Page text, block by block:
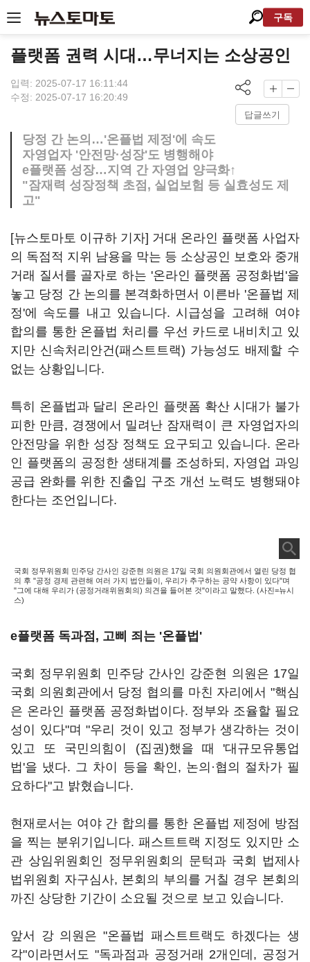
구독
플랫폼 권력 시대…무너지는 소상공인
입력: 2025-07-17 16:11:44
수정: 2025-07-17 16:20:49
답글쓰기
당정 간 논의…'온플법 제정'에 속도
자영업자 '안전망·성장'도 병행해야
e플랫폼 성장…지역 간 자영업 양극화↑
"잠재력 성장정책 초점, 실업보험 등 실효성도 제
고"
[뉴스토마토 이규하 기자] 거대 온라인 플랫폼 사업자
의 독점적 지위 남용을 막는 등 소상공인 보호와 중개
거래 질서를 골자로 하는 '온라인 플랫폼 공정화법'을
놓고 당정 간 논의를 본격화하면서 이른바 '온플법 제
정'에 속도를 내고 있습니다. 시급성을 고려해 여야
합의를 통한 온플법 처리를 우선 카드로 내비치고 있
지만 신속처리안건(패스트트랙) 가능성도 배제할 수
없는 상황입니다.
특히 온플법과 달리 온라인 플랫폼 확산 시대가 불가
피한 만큼, 경쟁에서 밀려난 잠재력이 큰 자영업자의
안전망을 위한 성장 정책도 요구되고 있습니다. 온라
인 플랫폼의 공정한 생태계를 조성하되, 자영업 과잉
공급 완화를 위한 진출입 구조 개선 노력도 병행돼야
한다는 조언입니다.
국회 정무위원회 민주당 간사인 강준현 의원은 17일 국회 의원회관에서 열린 당정 협
의 후 "공정 경제 관련해 여러 가지 법안들이, 우리가 추구하는 공약 사항이 있다"며
"그에 대해 우리가 (공정거래위원회의) 의견을 들어본 것"이라고 말했다. (사진=뉴시
스)
e플랫폼 독과점, 고삐 죄는 '온플법'
국회 정무위원회 민주당 간사인 강준현 의원은 17일
국회 의원회관에서 당정 협의를 마친 자리에서 "핵심
은 온라인 플랫폼 공정화법이다. 정부와 조율할 필요
성이 있다"며 "우리 것이 있고 정부가 생각하는 것이
있고 또 국민의힘이 (집권)했을 때 '대규모유통업
법'을 냈다. 그 차이 등을 확인, 논의·협의 절차가 필
요하다"고 밝혔습니다.
현재로서는 여야 간 합의를 통한 온플법 제정에 방점
을 찍는 분위기입니다. 패스트트랙 지정도 있지만 소
관 상임위원회인 정무위원회의 문턱과 국회 법제사
법위원회 자구심사, 본회의 부의를 거칠 경우 본회의
까진 상당한 기간이 소요될 것으로 보고 있습니다.
앞서 강 의원은 "온플법 패스트트랙도 하겠다는 생
각"이라면서도 "독과점과 공정거래 2개인데, 공정거